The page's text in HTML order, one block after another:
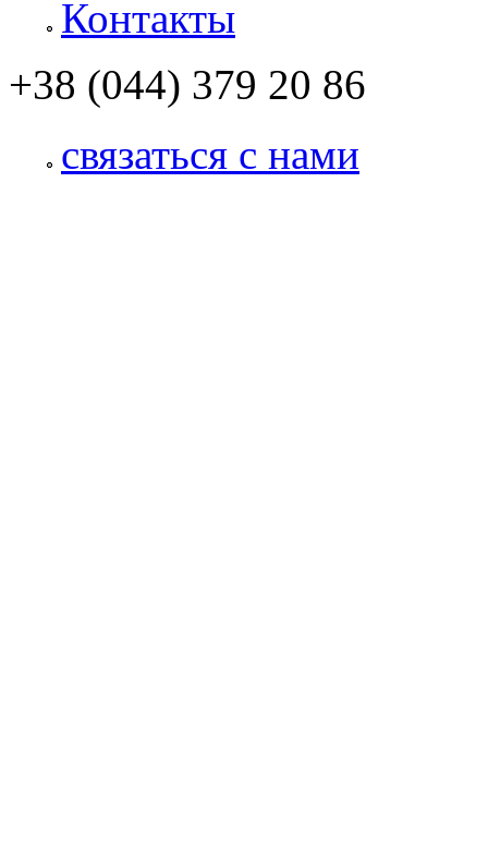
Контакты
+38 (044) 379 20 86
связаться с нами